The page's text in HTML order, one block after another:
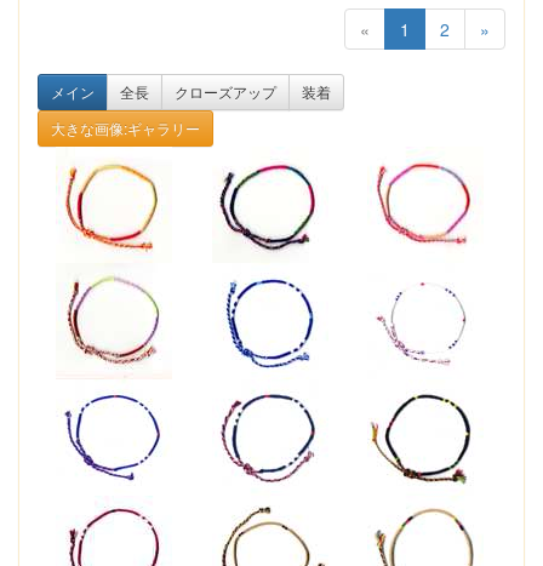
« 1 2 »
メイン 全長 クローズアップ
装着
大きな画像:ギャラリー